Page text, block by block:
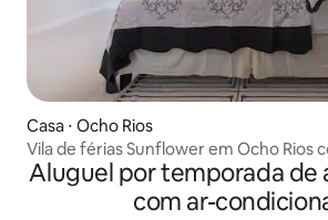
Casa ⋅ Ocho Rios
Vila de férias Sunflower em Ocho Rios
Aluguel por temporada de
com ar-